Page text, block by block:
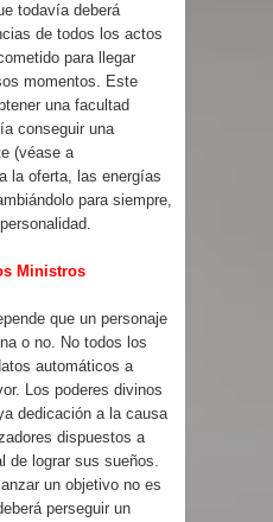
todavía deberá
de todos los actos
para llegar
momentos. Este
una facultad
conseguir una
(véase a
la oferta, las energías
para siempre,
Ministros
que un personaje
o no. No todos los
automáticos a
Los poderes divinos
dedicación a la causa
dispuestos a
de lograr sus sueños.
un objetivo no es
perseguir un